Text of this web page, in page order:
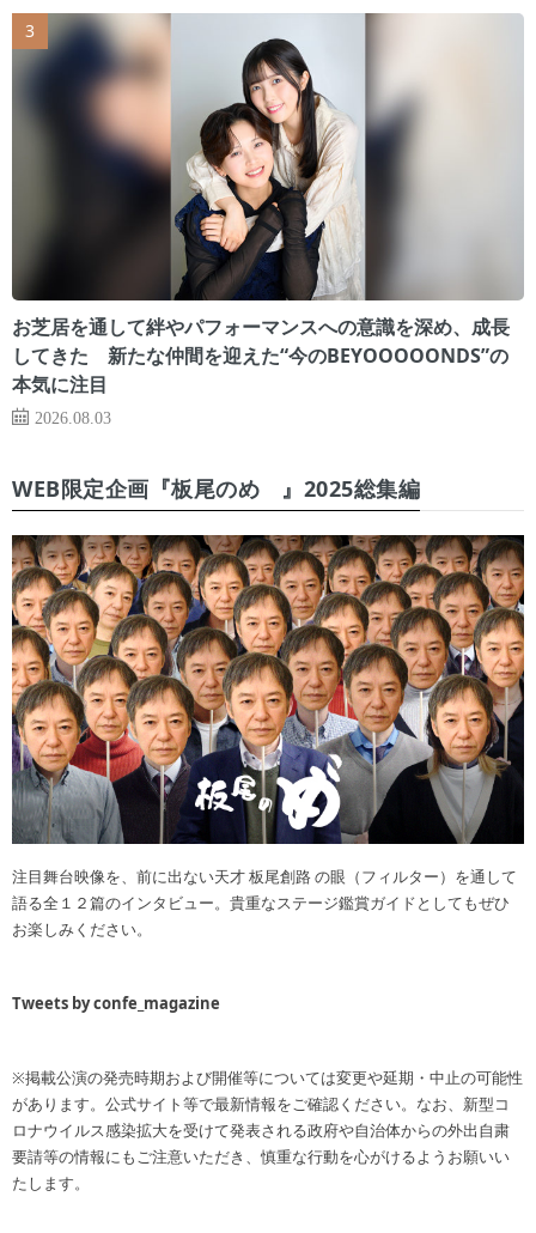
お芝居を通して絆やパフォーマンスへの意識を深め、成長
してきた 新たな仲間を迎えた“今のBEYOOOOONDS”の
本気に注目
2026.08.03
WEB限定企画『板尾のめ゙』2025総集編
注目舞台映像を、前に出ない天才 板尾創路 の眼（フィルター）を通して
語る全１２篇のインタビュー。貴重なステージ鑑賞ガイドとしてもぜひ
お楽しみください。
Tweets by confe_magazine
※掲載公演の発売時期および開催等については変更や延期・中止の可能性
があります。公式サイト等で最新情報をご確認ください。なお、新型コ
ロナウイルス感染拡大を受けて発表される政府や自治体からの外出自粛
要請等の情報にもご注意いただき、慎重な行動を心がけるようお願いい
たします。